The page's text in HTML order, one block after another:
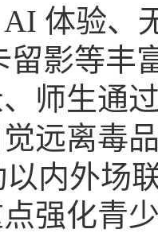
AI 体验、
留影等丰
师生通
远离毒
内外场
强化青